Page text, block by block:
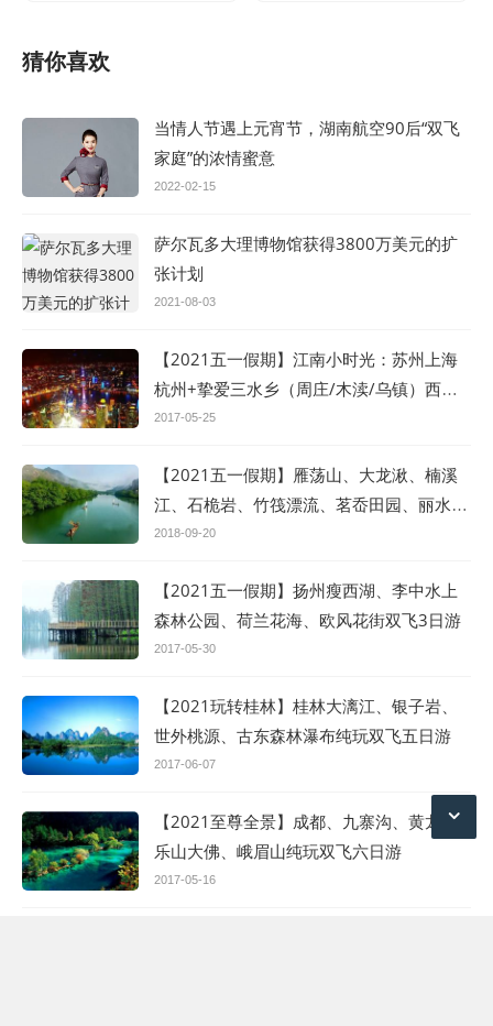
猜你喜欢
当情人节遇上元宵节，湖南航空90后“双飞
家庭”的浓情蜜意
2022-02-15
萨尔瓦多大理博物馆获得3800万美元的扩
张计划
2021-08-03
【2021五一假期】江南小时光：苏州上海
杭州+挚爱三水乡（周庄/木渎/乌镇）西湖
双飞5/双动5日游
2017-05-25
【2021五一假期】雁荡山、大龙湫、楠溪
江、石桅岩、竹筏漂流、茗岙田园、丽水古
街纯玩双飞四日游
2018-09-20
【2021五一假期】扬州瘦西湖、李中水上
森林公园、荷兰花海、欧风花街双飞3日游
2017-05-30
【2021玩转桂林】桂林大漓江、银子岩、
世外桃源、古东森林瀑布纯玩双飞五日游
2017-06-07
【2021至尊全景】成都、九寨沟、黄龙、
乐山大佛、峨眉山纯玩双飞六日游
2017-05-16